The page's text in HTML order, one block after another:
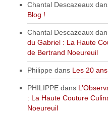
Chantal Descazeaux
Blog !
Chantal Descazeaux
du Gabriel : La Haute
de Bertrand Noeureuil
Philippe dans Les 20
PHILIPPE dans
: La Haute Couture
Noeureuil